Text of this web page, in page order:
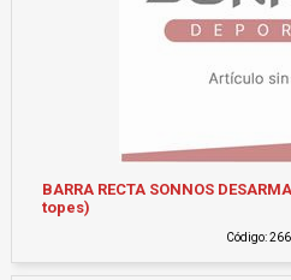
BARRA RECTA SONNOS
topes)
Código: